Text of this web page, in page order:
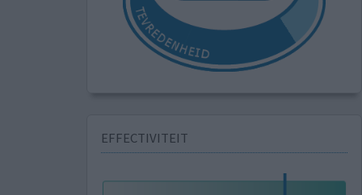
EFFECTIVITEIT